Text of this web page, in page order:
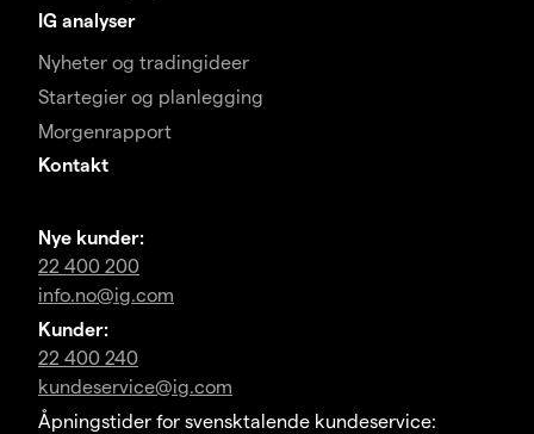
IG analyser
Nyheter og tradingideer
Startegier og planlegging
Morgenrapport
Kontakt
Nye kunder:
22 400 200
info.no@ig.com
Kunder:
22 400 240
kundeservice@ig.com
Åpningstider for svensktalende kundeservice: